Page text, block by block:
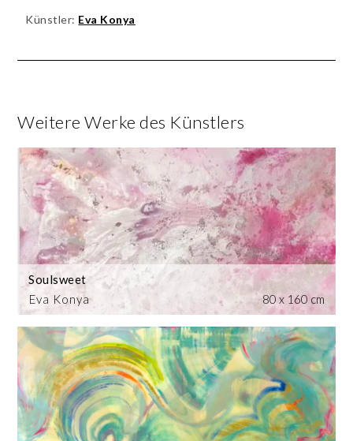
Künstler: Eva Konya
Weitere Werke des Künstlers
Eva Konya
Soulsweet
80 x 160 cm